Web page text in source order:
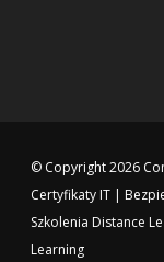
© Copyright 2026
Certyfikaty IT |
Szkolenia Distance
Learning